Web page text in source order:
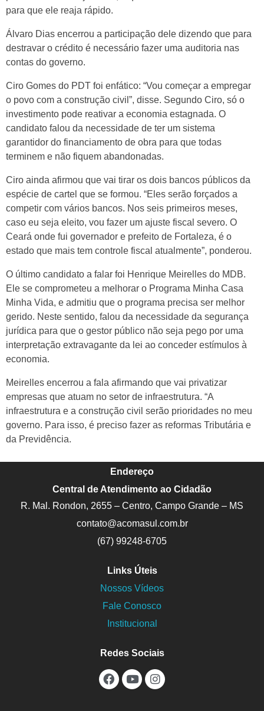
para que ele reaja rápido.
Álvaro Dias encerrou a participação dele dizendo que para
destravar o crédito é necessário fazer uma auditoria nas
contas do governo.
Ciro Gomes do PDT foi enfático: “Vou começar a empregar
o povo com a construção civil”, disse. Segundo Ciro, só o
investimento pode reativar a economia estagnada. O
candidato falou da necessidade de ter um sistema
garantidor do financiamento de obra para que todas
terminem e não fiquem abandonadas.
Ciro ainda afirmou que vai tirar os dois bancos públicos da
espécie de cartel que se formou. “Eles serão forçados a
competir com vários bancos. Nos seis primeiros meses,
caso eu seja eleito, vou fazer um ajuste fiscal severo. O
Ceará onde fui governador e prefeito de Fortaleza, é o
estado que mais tem controle fiscal atualmente”, ponderou.
O último candidato a falar foi Henrique Meirelles do MDB.
Ele se comprometeu a melhorar o Programa Minha Casa
Minha Vida, e admitiu que o programa precisa ser melhor
gerido. Neste sentido, falou da necessidade da segurança
jurídica para que o gestor público não seja pego por uma
interpretação extravagante da lei ao conceder estímulos à
economia.
Meirelles encerrou a fala afirmando que vai privatizar
empresas que atuam no setor de infraestrutura. “A
infraestrutura e a construção civil serão prioridades no meu
governo. Para isso, é preciso fazer as reformas Tributária e
da Previdência.
Endereço
Central de Atendimento ao Cidadão
R. Mal. Rondon, 2655 – Centro, Campo Grande – MS
contato@acomasul.com.br
(67) 99248-6705
Links Úteis
Nossos Vídeos
Fale Conosco
Institucional
Redes Sociais